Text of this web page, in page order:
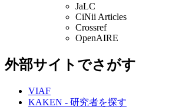
JaLC
CiNii Articles
Crossref
OpenAIRE
外部サイトでさがす
VIAF
KAKEN - 研究者を探す